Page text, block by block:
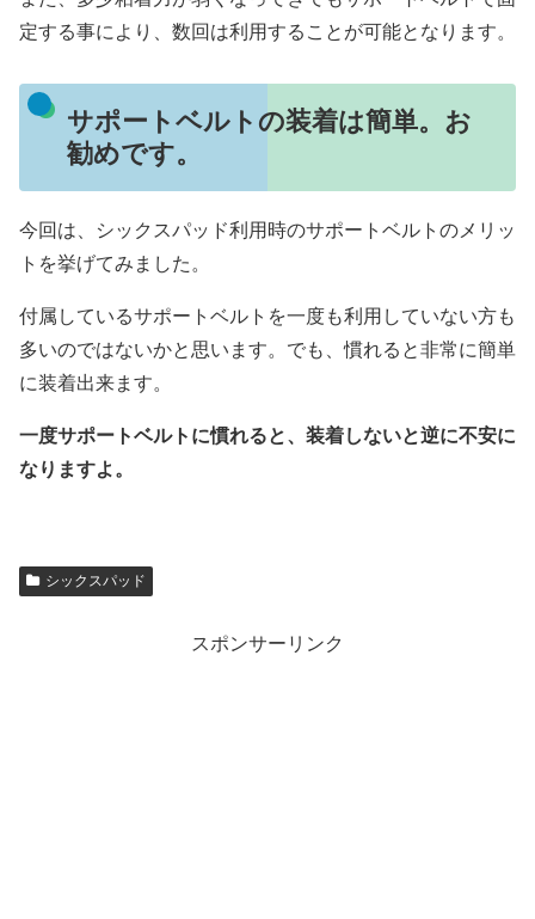
定する事により、数回は利用することが可能となります。
サポートベルトの装着は簡単。お
勧めです。
今回は、シックスパッド利用時のサポートベルトのメリッ
トを挙げてみました。
付属しているサポートベルトを一度も利用していない方も
多いのではないかと思います。でも、慣れると非常に簡単
に装着出来ます。
一度サポートベルトに慣れると、装着しないと逆に不安に
なりますよ。
シックスパッド
スポンサーリンク